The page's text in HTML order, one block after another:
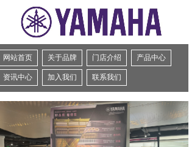
网站首页 关于品牌 门店介绍 产品中心
资讯中心 加入我们 联系我们